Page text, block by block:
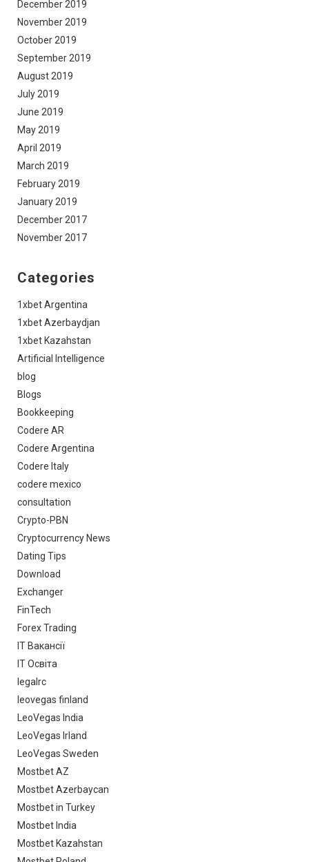
December 2019
November 2019
October 2019
September 2019
August 2019
July 2019
June 2019
May 2019
April 2019
March 2019
February 2019
January 2019
December 2017
November 2017
Categories
1xbet Argentina
1xbet Azerbaydjan
1xbet Kazahstan
Artificial Intelligence
blog
Blogs
Bookkeeping
Codere AR
Codere Argentina
Codere Italy
codere mexico
consultation
Crypto-PBN
Cryptocurrency News
Dating Tips
Download
Exchanger
FinTech
Forex Trading
IT Вакансії
IT Освіта
legalrc
leovegas finland
LeoVegas India
LeoVegas Irland
LeoVegas Sweden
Mostbet AZ
Mostbet Azerbaycan
Mostbet in Turkey
Mostbet India
Mostbet Kazahstan